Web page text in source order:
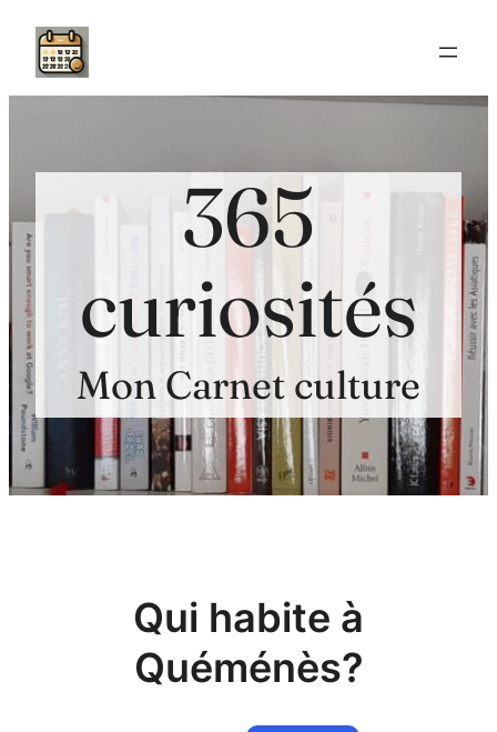
Aller
contenu
365
curiosités
Mon Carnet culture
Qui habite à
Quéménès?